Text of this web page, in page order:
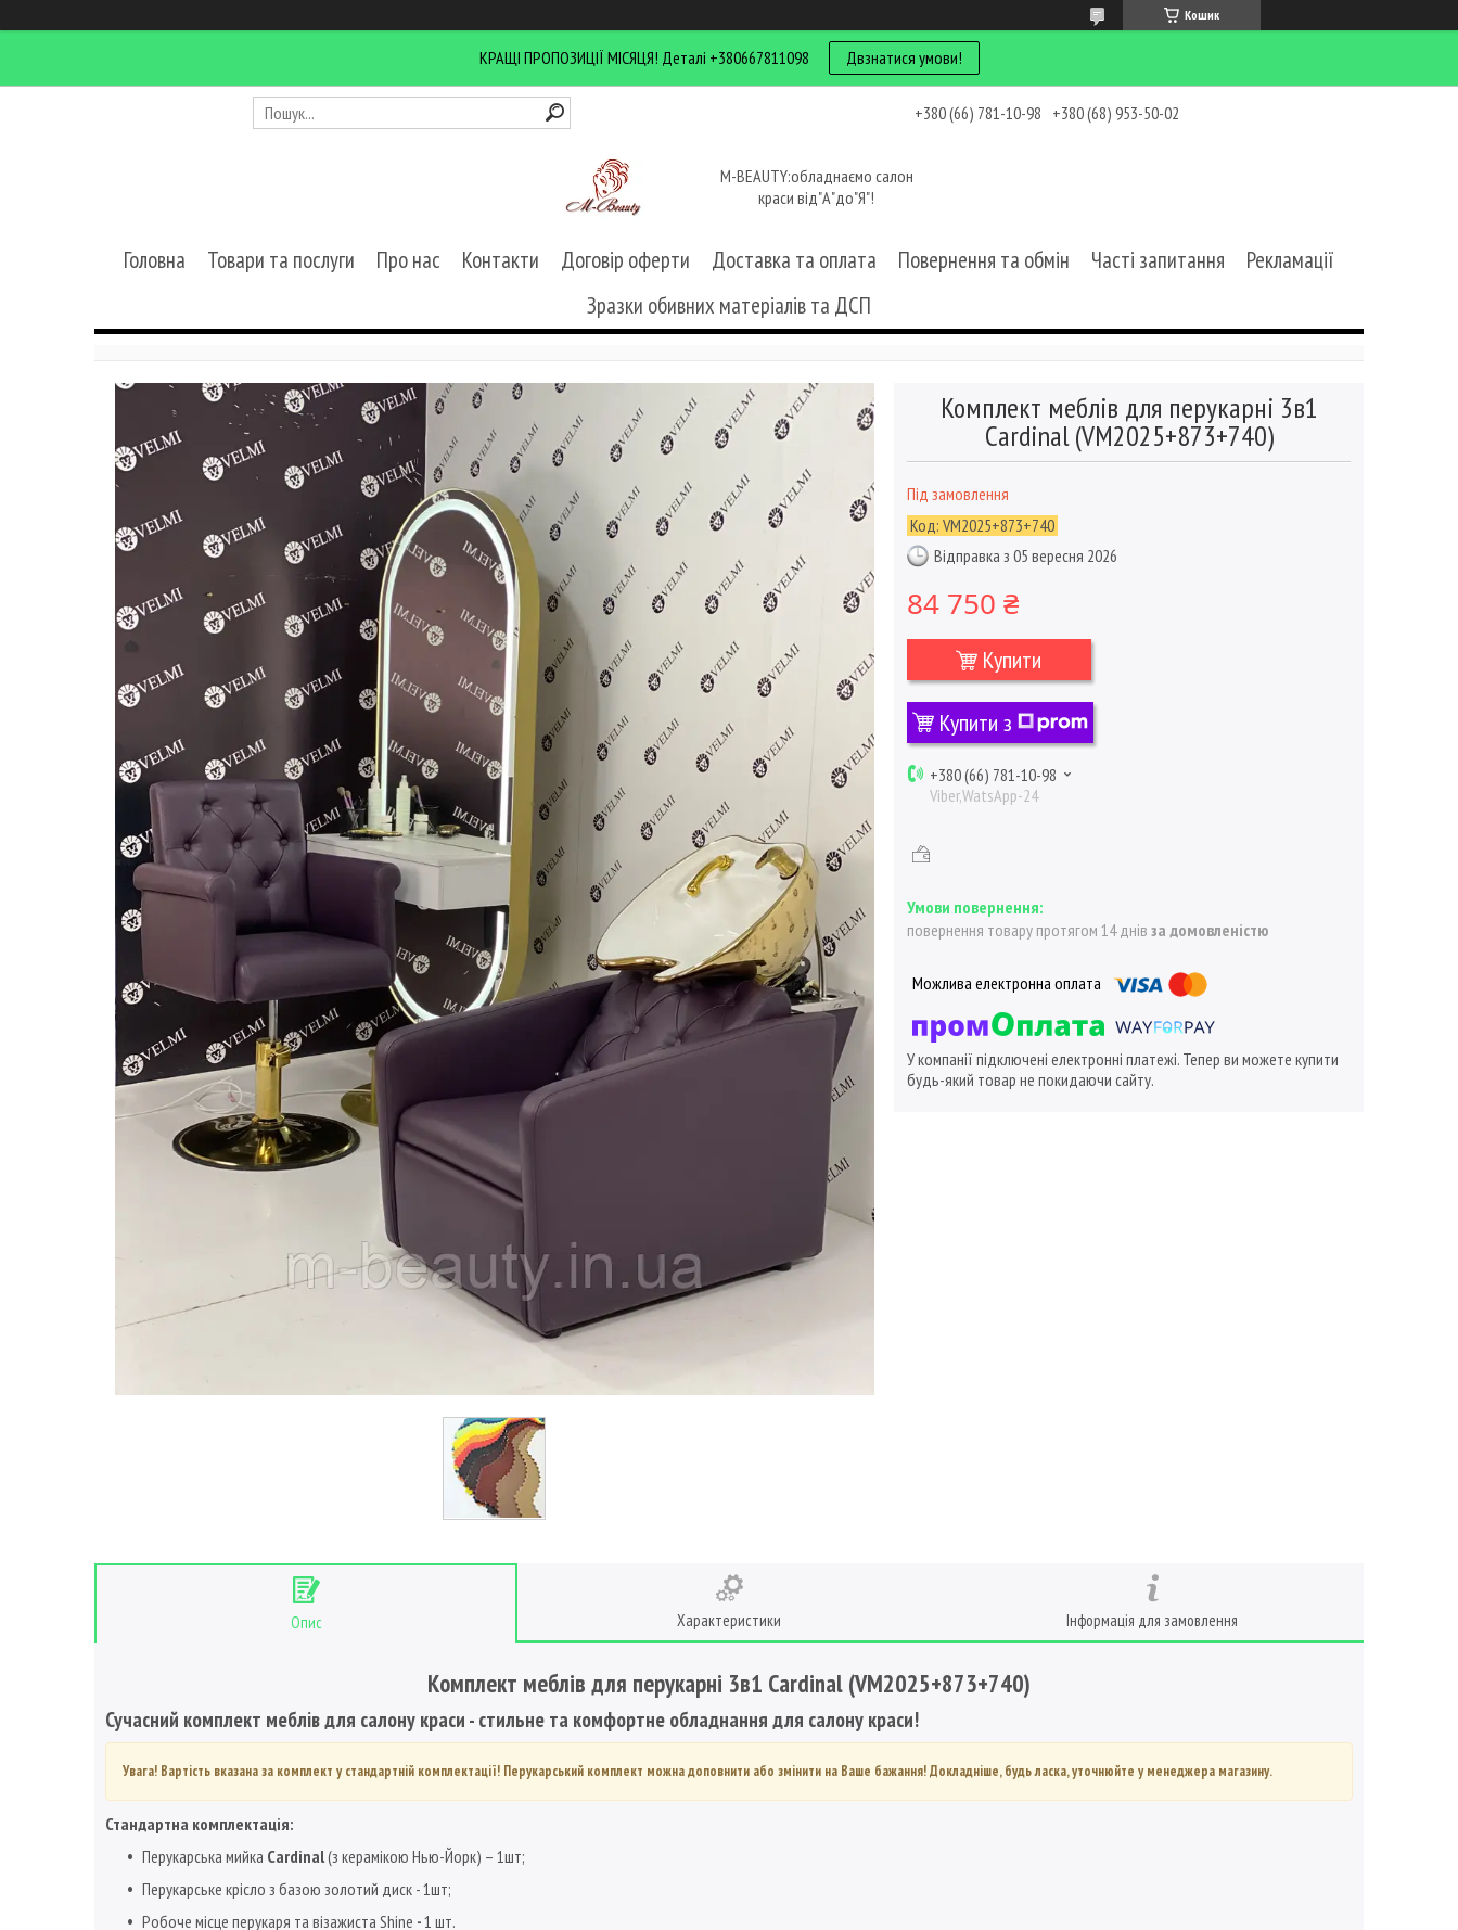
Кошик
КРАЩІ ПРОПОЗИЦІЇ МІСЯЦЯ! Деталі +380667811098 Двзнатися умови!
+380 (66) 781-10-98 +380 (68) 953-50-02
M-BEAUTY:обладнаємо салон
краси від"А"до"Я"!
Головна Товари та послуги Про нас Контакти Договір оферти Доставка та оплата Повернення та обмін Часті запитання
Рекламації
Зразки обивних матеріалів та ДСП
Комплект меблів для перукарні 3в1
Cardinal (VM2025+873+740)
Під замовлення
Код: VM2025+873+740
Відправка з 05 вересня 2026
84 750 ₴
Купити
Купити з
+380 (66) 781-10-98
Viber,WatsApp-24
повернення товару протягом 14 днів за домовленістю
У компанії підключені електронні платежі. Тепер ви можете купити
будь-який товар не покидаючи сайту.
Опис Характеристики Інформація для замовлення
Комплект меблів для перукарні 3в1 Cardinal (VM2025+873+740)
Сучасний комплект меблів для салону краси - стильне та комфортне обладнання для салону краси!
Увага! Вартість вказана за комплект у стандартній комплектації! Перукарський комплект можна доповнити або змінити на Ваше бажання! Докладніше, будь ласка, уточнюйте у менеджера магазину.
Стандартна комплектація:
Перукарська мийка Cardinal(з керамікою Нью-Йорк) – 1шт;
Перукарське крісло з базою золотий диск - 1шт;
Робоче місце перукаря та візажиста Shine -1 шт.